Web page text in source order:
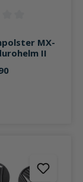
Bewertung
MX-
II